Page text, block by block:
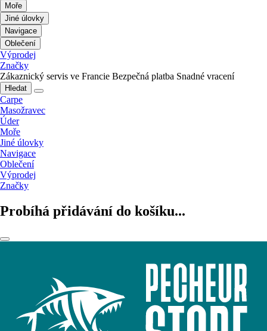
Moře
Jiné úlovky
Navigace
Oblečení
Výprodej
Značky
Zákaznický servis ve Francie Bezpečná platba Snadné vracení
Hledat
Carpe
Masožravec
Úder
Moře
Jiné úlovky
Navigace
Oblečení
Výprodej
Značky
Probíhá přidávání do košíku...